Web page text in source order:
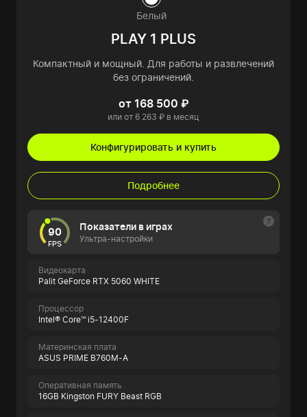
Белый
PLAY 1 PLUS
Компактный и мощный. Для работы и развлечений
без ограничений.
от 168 500 ₽
или от 6 263 ₽ в месяц
Конфигурировать и купить
Подробнее
90
FPS
Показатели в играх
Ультра-настройки
Видеокарта
Palit GeForce RTX 5060 WHITE
Процессор
Intel® Core™ i5-12400F
Материнская плата
ASUS PRIME B760M-A
Оперативная память
16GB Kingston FURY Beast RGB